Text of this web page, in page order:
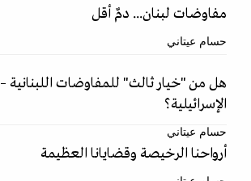
مفاوضات لبنان... دمٌ أقل
حسام عيتاني
هل من "خيار ثالث" للمفاوضات اللبنانية –
الإسرائيلية؟
حسام عيتاني
أرواحنا الرخيصة وقضايانا العظيمة